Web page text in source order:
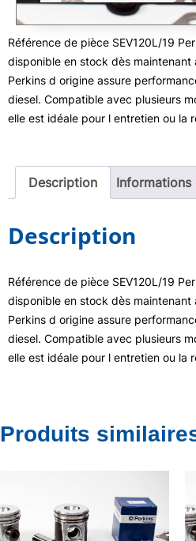
Référence de pièce SEV120L/19
disponible en stock dès maintenant
Perkins d origine assure
diesel. Compatible avec plusieurs
elle est idéale pour l entretien ou la
Description Informations
Description
Référence de pièce SEV120L/19
disponible en stock dès maintenant
Perkins d origine assure
diesel. Compatible avec plusieurs
elle est idéale pour l entretien ou la
Produits